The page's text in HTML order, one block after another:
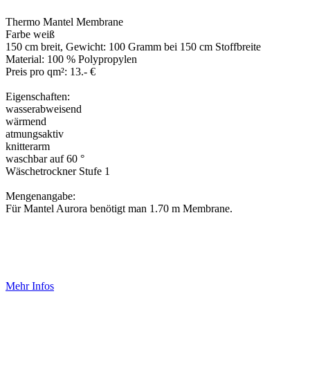
Thermo Mantel Membrane
Farbe weiß
150 cm breit, Gewicht: 100 Gramm bei 150 cm Stoffbreite
Material: 100 % Polypropylen
Preis pro qm²: 13.- €
Eigenschaften:
wasserabweisend
wärmend
atmungsaktiv
knitterarm
waschbar auf 60 °
Wäschetrockner Stufe 1
Mengenangabe:
Für Mantel Aurora benötigt man 1.70 m Membrane.
Mehr Infos